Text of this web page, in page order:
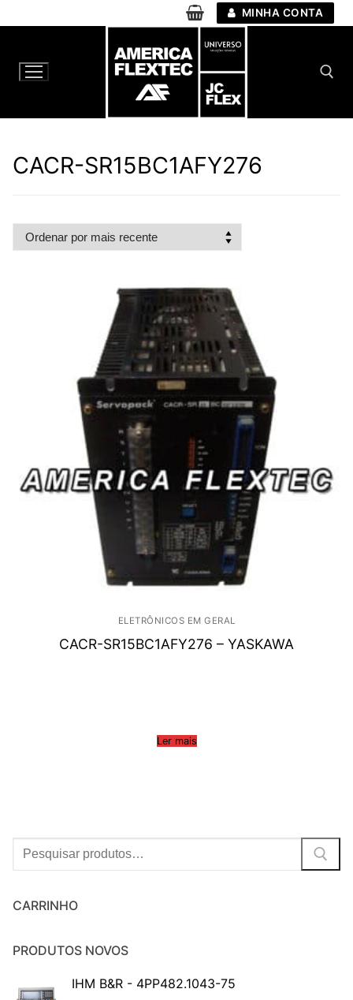
para
conteúdo
MINHA CONTA
CACR-SR15BC1AFY276
ELETRÔNICOS EM GERAL
CACR-SR15BC1AFY276 – YASKAWA
Ler mais
Procurar:
CARRINHO
PRODUTOS NOVOS
IHM B&R - 4PP482.1043-75